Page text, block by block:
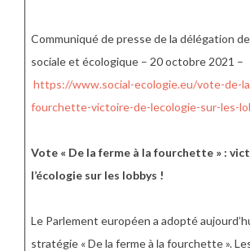
Communiqué de presse de la délégation
sociale et écologique – 20 octobre 2021 –
https://www.social-ecologie.eu/vote-de-
fourchette-victoire-de-lecologie-sur-les-
Vote « De la ferme à la fourchette » :
l’écologie sur les lobbys !
Le Parlement européen a adopté
stratégie « De la ferme à la fourchette ».